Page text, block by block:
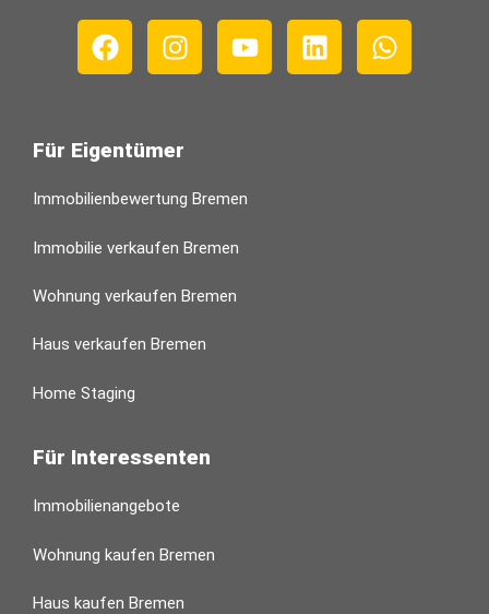
Für Eigentümer
Immobilienbewertung Bremen
Immobilie verkaufen Bremen
Wohnung verkaufen Bremen
Haus verkaufen Bremen
Home Staging
Für Interessenten
Immobilienangebote
Wohnung kaufen Bremen
Haus kaufen Bremen